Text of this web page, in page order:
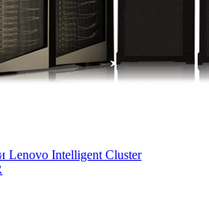
Lenovo Intelligent Cluster